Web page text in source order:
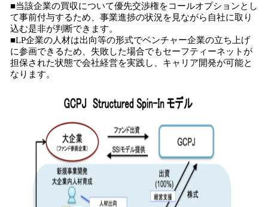
■当該企業の買収について優先交渉権をコールオプションとし
て事前付与するため、事業進捗の状況を見ながら自社に取り
込む是非が判断できます。
■LP企業の人材は出向等の形式でベンチャー企業の立ち上げ
に参画できるため、失敗した場合でもセーフティーネットが
担保された状態で会社経営を実践し、キャリア開発が可能と
なります。